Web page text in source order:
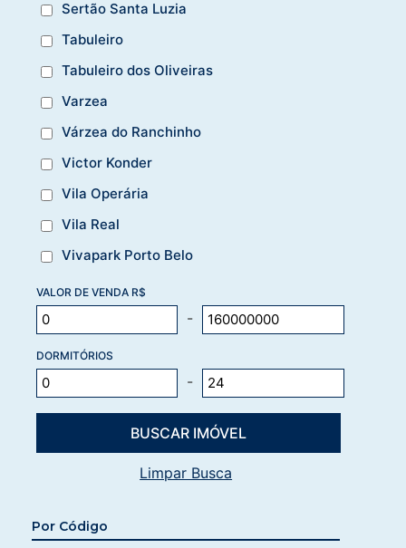
Sertão Santa Luzia
Tabuleiro
Tabuleiro dos Oliveiras
Varzea
Várzea do Ranchinho
Victor Konder
Vila Operária
Vila Real
Vivapark Porto Belo
VALOR DE VENDA R$
-
DORMITÓRIOS
-
Limpar Busca
Por Código